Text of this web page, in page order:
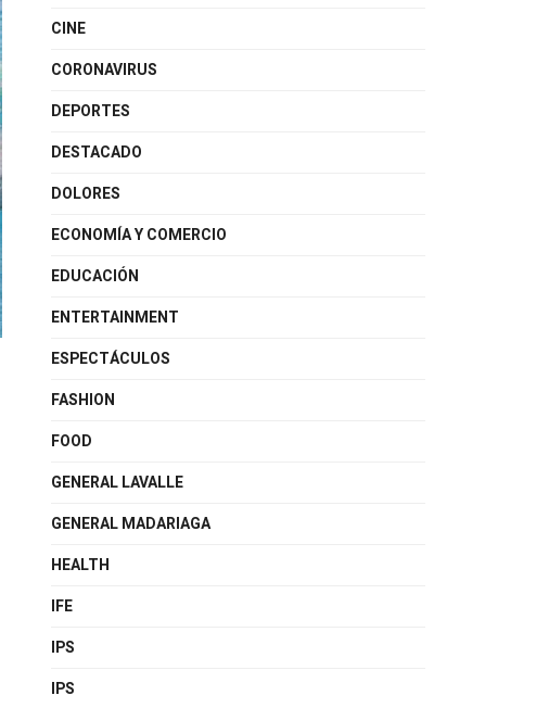
CINE
CORONAVIRUS
DEPORTES
DESTACADO
DOLORES
ECONOMÍA Y COMERCIO
EDUCACIÓN
ENTERTAINMENT
ESPECTÁCULOS
FASHION
FOOD
GENERAL LAVALLE
GENERAL MADARIAGA
HEALTH
IFE
IPS
IPS